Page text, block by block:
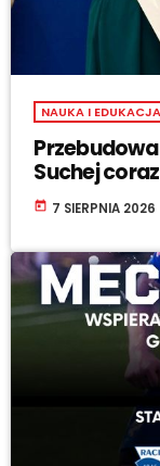
NAUKA I EDUKACJA
Suchej
today 7 SIERPNIA 2026